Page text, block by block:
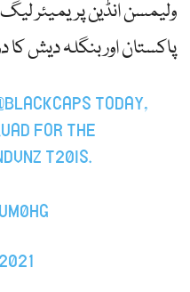
ولیمسن انڈین پریمیئر
پاکستان اور بنگلہ دیش کا
TODAY,
FOR THE
T20IS.